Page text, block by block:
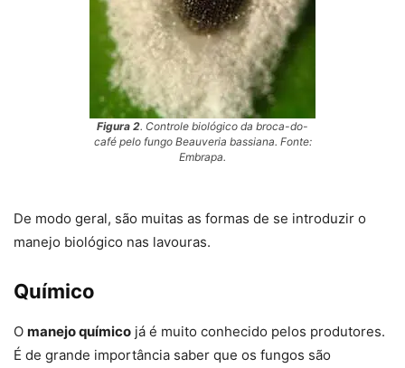
Figura 2. Controle biológico da broca-do-
café pelo fungo Beauveria bassiana. Fonte:
Embrapa.
De modo geral, são muitas as formas de se introduzir o
manejo biológico nas lavouras.
Químico
O manejo químico já é muito conhecido pelos produtores.
É de grande importância saber que os fungos são